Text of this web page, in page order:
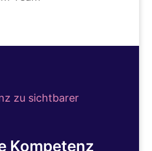
zu sichtbarer
Kompetenz